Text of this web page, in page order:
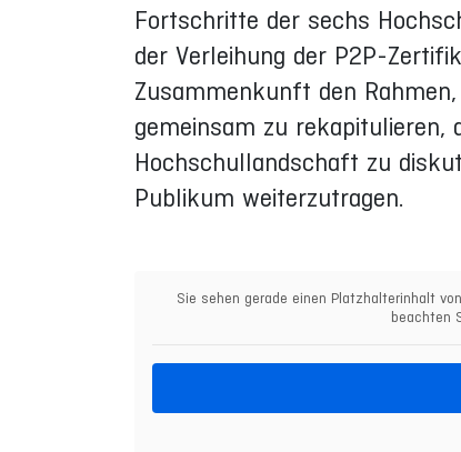
Fortschritte der sechs
der Verleihung der P2P-
Zusammenkunft den
gemeinsam zu rekapitulieren,
Hochschullandschaft zu
Publikum weiterzutragen.
Sie sehen gerade einen Platzhalterinhalt von
beachten